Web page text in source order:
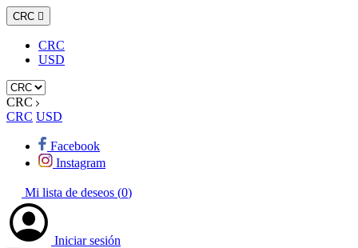
CRC 
CRC
USD
CRC
CRC USD
Facebook
Instagram
Mi lista de deseos (0)
Iniciar sesión